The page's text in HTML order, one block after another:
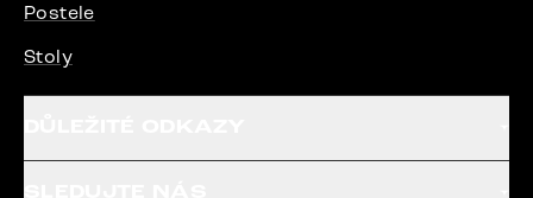
Postele
Stoly